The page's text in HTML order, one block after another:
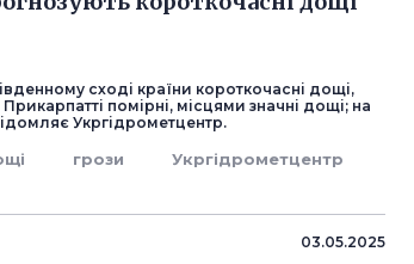
сході країни короткочасні дощі,
помірні, місцями значні дощі; на
Укргідрометцентр.
грози Укргідрометцентр
03.05.2025